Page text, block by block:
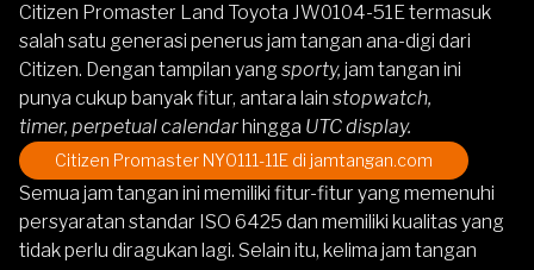
Citizen Promaster Land Toyota JW0104-51Etermasuk
salah satu generasi penerus jam tangan ana-digi dari
Citizen. Dengan tampilan yang sporty, jam tangan ini
punya cukup banyak fitur, antara lain stopwatch,
timer, perpetual calendarhingga UTC display.
Citizen Promaster NY0111-11E di jamtangan.com
Semua jam tangan ini memiliki fitur-fitur yang memenuhi
persyaratan standar ISO 6425 dan memiliki kualitas yang
tidak perlu diragukan lagi. Selain itu, kelima jam tangan